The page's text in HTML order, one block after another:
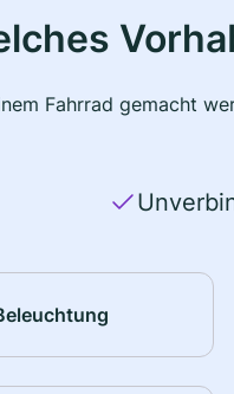
Fahrrad gemacht